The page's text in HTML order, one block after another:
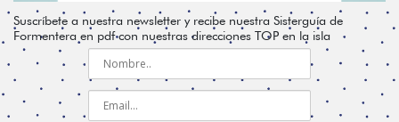
Suscríbete a nuestra newsletter y recibe nuestra Sisterguía de
Formentera en pdf con nuestras direcciones TOP en la isla